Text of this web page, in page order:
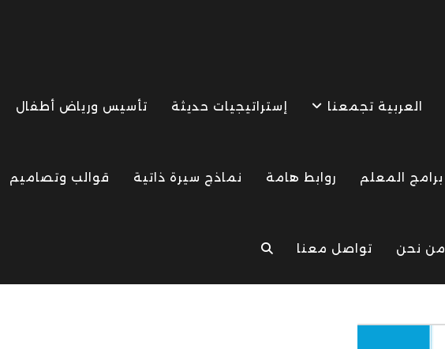
العربية تجمعنا إستراتيجيات حديثة تأسيس ورياض أطفال
برامج المعلم روابط هامة نماذج سيرة ذاتية قوالب وتصاميم
من نحن تواصل معنا TOGGLE